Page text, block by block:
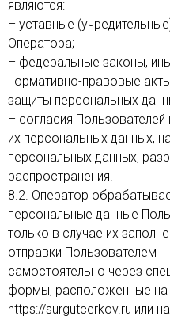
являются:
– уставные
Оператора;
– федеральные законы,
нормативно-правовые
защиты персональных
– согласия
их персональных данных,
персональных данных,
распространения.
8.2. Оператор
персональные данные
только в случае их
отправки Пользователем
самостоятельно через
формы, расположенные на
https://surgutcerkov.ru или